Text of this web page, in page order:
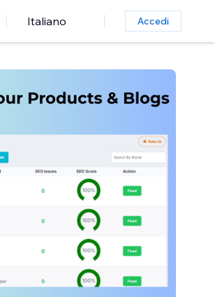
Italiano Accedi